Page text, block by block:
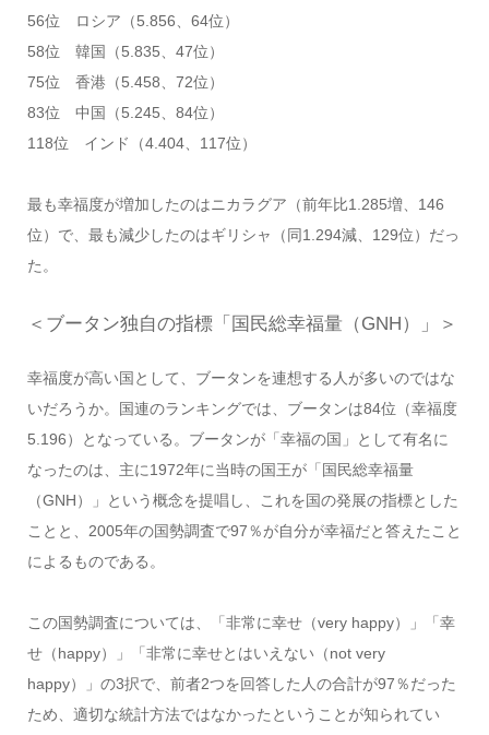
56位 ロシア（5.856、64位）
58位 韓国（5.835、47位）
75位 香港（5.458、72位）
83位 中国（5.245、84位）
118位 インド（4.404、117位）
最も幸福度が増加したのはニカラグア（前年比1.285増、146
位）で、最も減少したのはギリシャ（同1.294減、129位）だっ
た。
＜ブータン独自の指標「国民総幸福量（GNH）」＞
幸福度が高い国として、ブータンを連想する人が多いのではな
いだろうか。国連のランキングでは、ブータンは84位（幸福度
5.196）となっている。ブータンが「幸福の国」として有名に
なったのは、主に1972年に当時の国王が「国民総幸福量
（GNH）」という概念を提唱し、これを国の発展の指標とした
ことと、2005年の国勢調査で97％が自分が幸福だと答えたこと
によるものである。
この国勢調査については、「非常に幸せ（very happy）」「幸
せ（happy）」「非常に幸せとはいえない（not very
happy）」の3択で、前者2つを回答した人の合計が97％だった
ため、適切な統計方法ではなかったということが知られてい